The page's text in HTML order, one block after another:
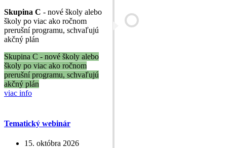
Skupina C - nové školy alebo
školy po viac ako ročnom
prerušní programu, schvaľujú
akčný plán
Skupina C - nové školy alebo
školy po viac ako ročnom
prerušní programu, schvaľujú
akčný plán
viac info
Tematický webinár
15. októbra 2026